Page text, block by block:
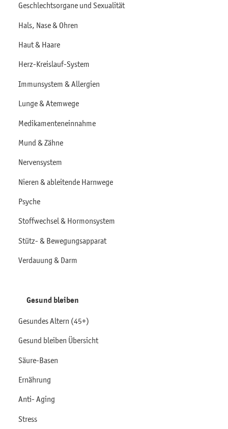
Geschlechtsorgane und Sexualität
Hals, Nase & Ohren
Haut & Haare
Herz-Kreislauf-System
Immunsystem & Allergien
Lunge & Atemwege
Medikamenteneinnahme
Mund & Zähne
Nervensystem
Nieren & ableitende Harnwege
Psyche
Stoffwechsel & Hormonsystem
Stütz- & Bewegungsapparat
Verdauung & Darm
Gesund bleiben
Gesundes Altern (45+)
Gesund bleiben Übersicht
Säure-Basen
Ernährung
Anti- Aging
Stress